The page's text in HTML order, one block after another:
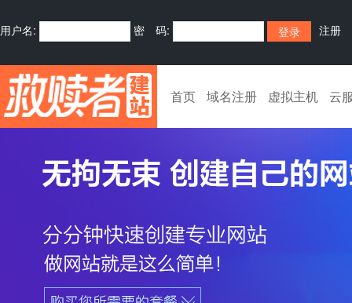
用户名: 密 码: 注册
首页 域名注册 虚拟主机 云